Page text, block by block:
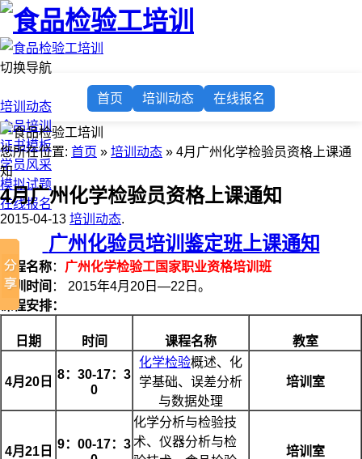
切换导航
培训动态
食品培训
证书模板
学员风采
模拟试题
在线报名
首页 培训动态 在线报名
您所在位置: 首页 » 培训动态 » 4月广州化学检验员资格上课通
知
4月广州化学检验员资格上课通知
2015-04-13 培训动态.
广州化验员培训鉴定班上课通知
课程名称： 广州化学检验工国家职业资格培训班
培训时间 ： 2015年4月20日—22日。
课程安排：
日期 时间 课程名称 教室
4月 20日
8： 30-17： 3
0
化学检验概述、化
学基础、误差分析
与数据处理
培训室
4月 21日
9： 00-17： 3
化学分析与检验技
术、仪器分析与检
培训室